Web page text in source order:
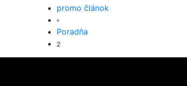
promo článok
Poradňa
2